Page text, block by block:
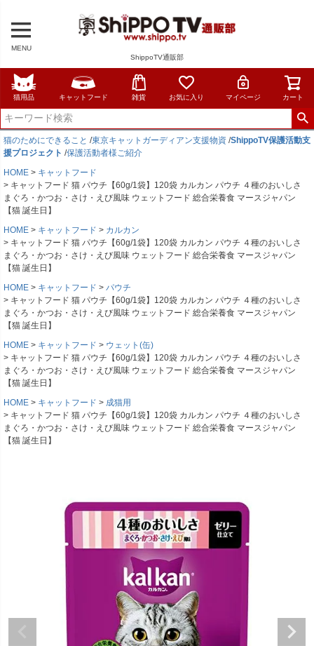
MENU
ShippoTV通販部
猫用品 キャットフード 雑貨 お気に入り マイページ カート
猫のためにできること /東京キャットガーディアン支援物資 /ShippoTV保護活動支
援プロジェクト /保護活動者様ご紹介
HOME
キャットフード
キャットフード 猫 パウチ【60g/1袋】120袋 カルカン パウチ ４種のおいしさ
まぐろ・かつお・さけ・えび風味 ウェットフード 総合栄養食 マースジャパン
【猫 誕生日】
HOME
キャットフード
カルカン
キャットフード 猫 パウチ【60g/1袋】120袋 カルカン パウチ ４種のおいしさ
まぐろ・かつお・さけ・えび風味 ウェットフード 総合栄養食 マースジャパン
【猫 誕生日】
HOME
キャットフード
パウチ
キャットフード 猫 パウチ【60g/1袋】120袋 カルカン パウチ ４種のおいしさ
まぐろ・かつお・さけ・えび風味 ウェットフード 総合栄養食 マースジャパン
【猫 誕生日】
HOME
キャットフード
ウェット(缶)
キャットフード 猫 パウチ【60g/1袋】120袋 カルカン パウチ ４種のおいしさ
まぐろ・かつお・さけ・えび風味 ウェットフード 総合栄養食 マースジャパン
【猫 誕生日】
HOME
キャットフード
成猫用
キャットフード 猫 パウチ【60g/1袋】120袋 カルカン パウチ ４種のおいしさ
まぐろ・かつお・さけ・えび風味 ウェットフード 総合栄養食 マースジャパン
【猫 誕生日】